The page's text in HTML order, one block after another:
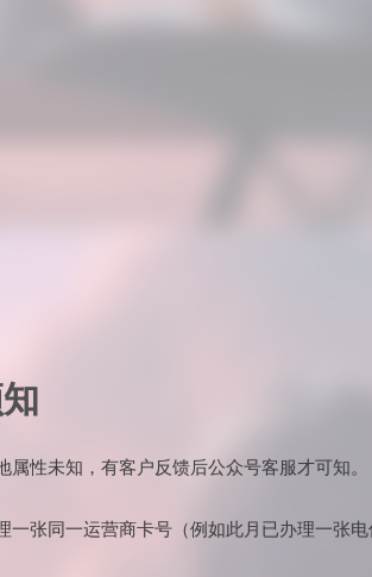
性未知，有客户反馈后公众号客服才可知。
张同一运营商卡号（例如此月已办理一张电